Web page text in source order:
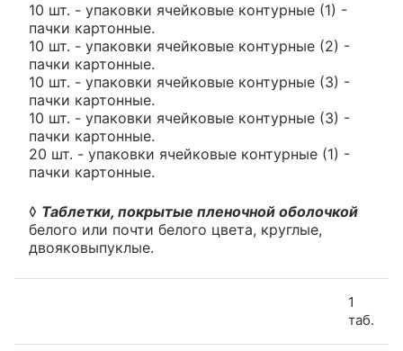
10 шт. - упаковки ячейковые контурные (1) -
пачки картонные.
10 шт. - упаковки ячейковые контурные (2) -
пачки картонные.
10 шт. - упаковки ячейковые контурные (3) -
пачки картонные.
10 шт. - упаковки ячейковые контурные (3) -
пачки картонные.
20 шт. - упаковки ячейковые контурные (1) -
пачки картонные.
◊ Таблетки, покрытые пленочной оболочкой
белого или почти белого цвета, круглые,
двояковыпуклые.
1
таб.